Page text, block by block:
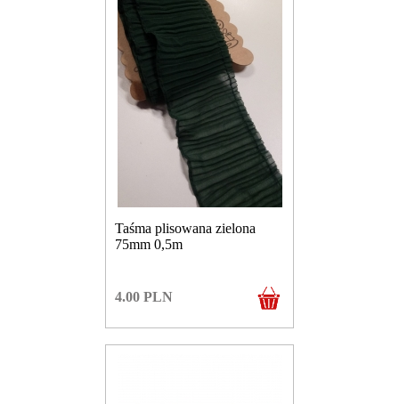
Taśma plisowana zielona
75mm 0,5m
4.00 PLN